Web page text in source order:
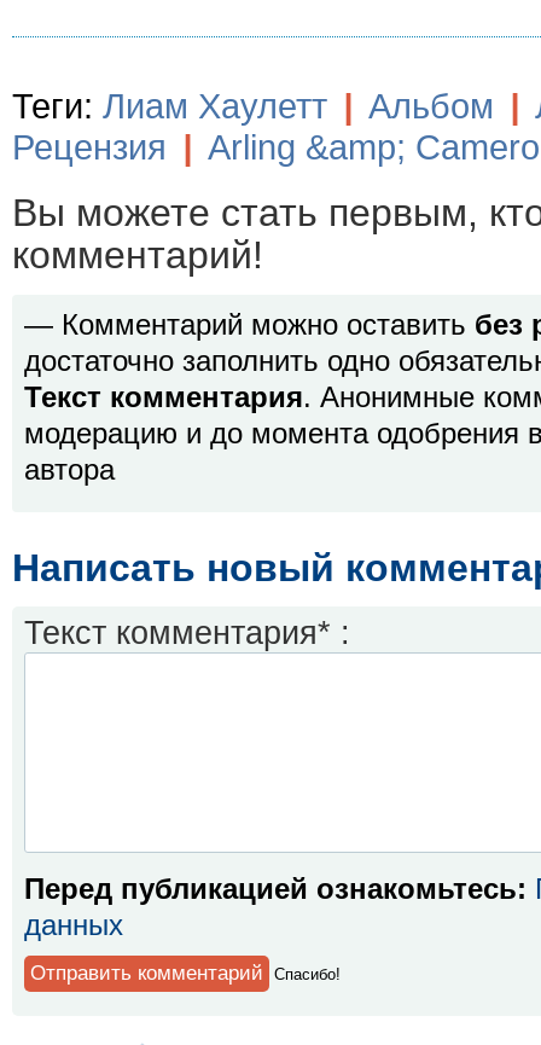
Теги: Лиам Хаулетт | Альбом |
Рецензия | Arling &amp;
Вы можете стать первым,
комментарий!
— Комментарий можно оставить без
достаточно заполнить одно
Текст комментария. Анонимные
модерацию и до момента одобрения
автора
Написать новый
Текст комментария* :
Перед публикацией ознакомьтесь:
данных
Спaсибо!